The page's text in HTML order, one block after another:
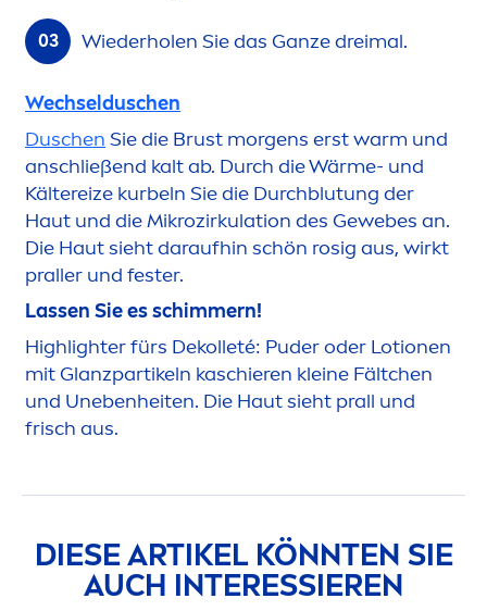
Wiederholen Sie das Ganze dreimal.
Wechselduschen
Duschen Sie die Brust morgens erst warm und
anschließend kalt ab. Durch die Wärme- und
Kältereize kurbeln Sie die Durchblutung der
Haut und die Mikrozirkulation des Gewebes an.
Die Haut sieht daraufhin schön rosig aus, wirkt
praller und fester.
Lassen Sie es schimmern!
Highlighter fürs Dekolleté: Puder oder Lotionen
mit Glanzpartikeln kaschieren kleine Fältchen
und Unebenheiten. Die Haut sieht prall und
frisch aus.
DIESE ARTIKEL KÖNNTEN SIE
AUCH INTERESSIEREN